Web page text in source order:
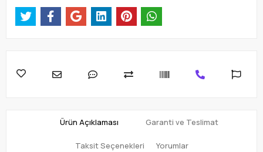
Ürün Açıklaması Garanti ve Teslimat
Taksit Seçenekleri Yorumlar